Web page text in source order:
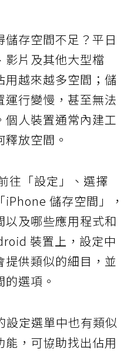
存空間不足？平日
片及其他大型檔
用越來越多空間；儲
行變慢，甚至無法
人裝置通常內建工
放空間。
往「設定」、選擇
iPhone 儲存空間」，
及哪些應用程式和
裝置上，設定中
供類似的細目，並
選項。
定選單中也有類似
，可協助找出佔用